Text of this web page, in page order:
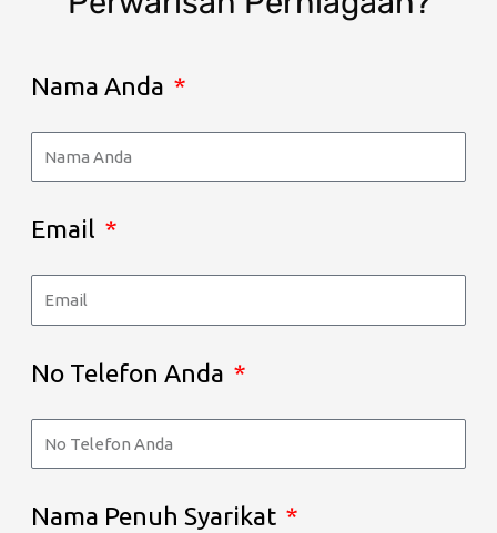
Nama Anda
Email
No Telefon Anda
Nama Penuh Syarikat